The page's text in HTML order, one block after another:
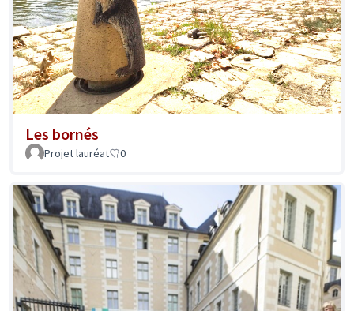
Les bornés
Projet lauréat 0